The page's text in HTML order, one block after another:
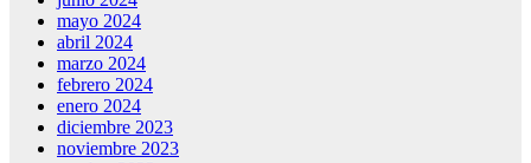
mayo 2024
abril 2024
marzo 2024
febrero 2024
enero 2024
diciembre 2023
noviembre 2023